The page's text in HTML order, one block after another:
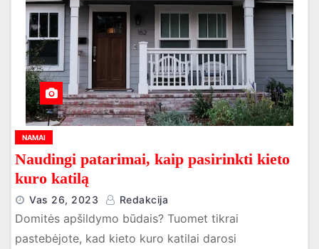
NAMAI
Naudingi patarimai, kaip pasirinkti kieto
kuro katilą
Vas 26, 2023 Redakcija
Domitės apšildymo būdais? Tuomet tikrai
pastebėjote, kad kieto kuro katilai darosi